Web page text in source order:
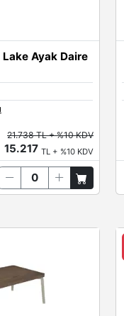
Ayak Daire
21.738 TL + %10 KDV
15.217TL + %10 KDV